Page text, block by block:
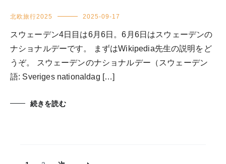
北欧旅行2025 2025-09-17
スウェーデン4日目は6月6日。6月6日はスウェーデンの
ナショナルデーです。 まずはWikipedia先生の説明をど
うぞ。 スウェーデンのナショナルデー（スウェーデン
語: Sveriges nationaldag […]
続きを読む